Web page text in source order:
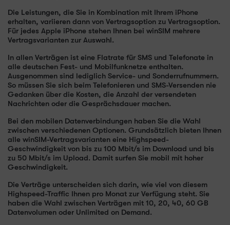
Die Leistungen, die Sie in Kombination mit Ihrem iPhone
erhalten, variieren dann von Vertragsoption zu Vertragsoption.
Für jedes Apple iPhone stehen Ihnen bei winSIM mehrere
Vertragsvarianten zur Auswahl.
In allen Verträgen ist eine Flatrate für SMS und Telefonate in
alle deutschen Fest- und Mobilfunknetze enthalten.
Ausgenommen sind lediglich Service- und Sonderrufnummern.
So müssen Sie sich beim Telefonieren und SMS-Versenden nie
Gedanken über die Kosten, die Anzahl der versendeten
Nachrichten oder die Gesprächsdauer machen.
Bei den mobilen Datenverbindungen haben Sie die Wahl
zwischen verschiedenen Optionen. Grundsätzlich bieten Ihnen
alle winSIM-Vertragsvarianten eine Highspeed-
Geschwindigkeit von bis zu 100 Mbit/s im Download und bis
zu 50 Mbit/s im Upload. Damit surfen Sie mobil mit hoher
Geschwindigkeit.
Die Verträge unterscheiden sich darin, wie viel von diesem
Highspeed-Traffic Ihnen pro Monat zur Verfügung steht. Sie
haben die Wahl zwischen Verträgen mit 10, 20, 40, 60 GB
Datenvolumen oder Unlimited on Demand.